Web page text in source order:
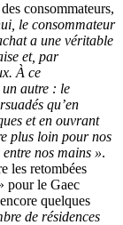
consommateurs,
le consommateur
a une véritable
et, par
À ce
un autre : le
qu’en
et en ouvrant
plus loin pour nos
nos mains ».
les retombées
pour le Gaec
quelques
de résidences